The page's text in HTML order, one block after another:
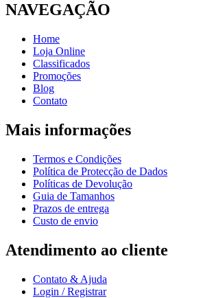
NAVEGAÇÃO
Home
Loja Online
Classificados
Promoções
Blog
Contato
Mais informações
Termos e Condições
Política de Protecção de Dados
Políticas de Devolução
Guia de Tamanhos
Prazos de entrega
Custo de envio
Atendimento ao cliente
Contato & Ajuda
Login / Registrar